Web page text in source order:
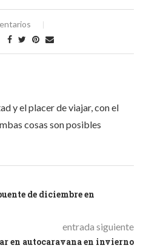
y el placer de viajar, con el
cosas son posibles
de diciembre en
entrada siguiente
en autocaravana en invierno